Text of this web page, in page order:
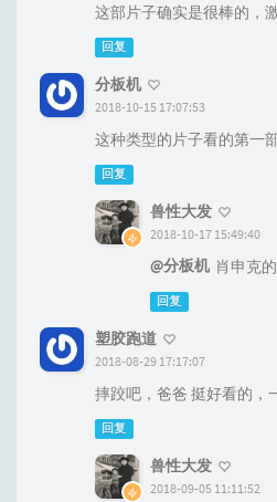
这部片子确实是很棒的，
回复
分板机
2018-10-15 17:07:53
这种类型的片子看的第一
回复
兽性大发
2018-10-17 15:49:40
@分板机 肖申克
回复
塑胶跑道
2018-08-29 17:17:07
摔跤吧，爸爸 挺好看的，
回复
兽性大发
2018-09-05 11:11:52